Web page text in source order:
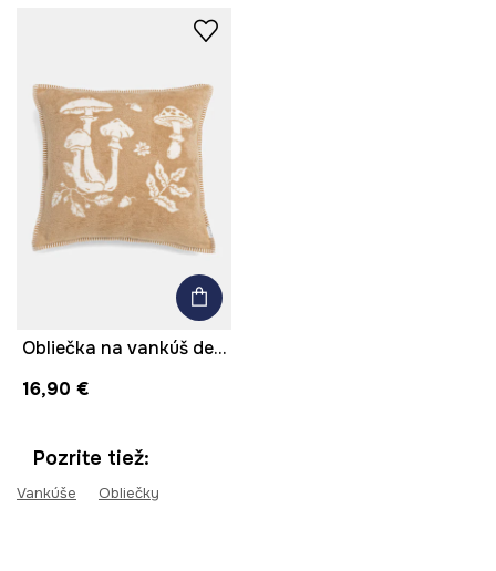
Obliečka na vankúš dekoratívna z bavlny 50 x 50 cm
16,90 €
Pozrite tiež:
Vankúše Obliečky